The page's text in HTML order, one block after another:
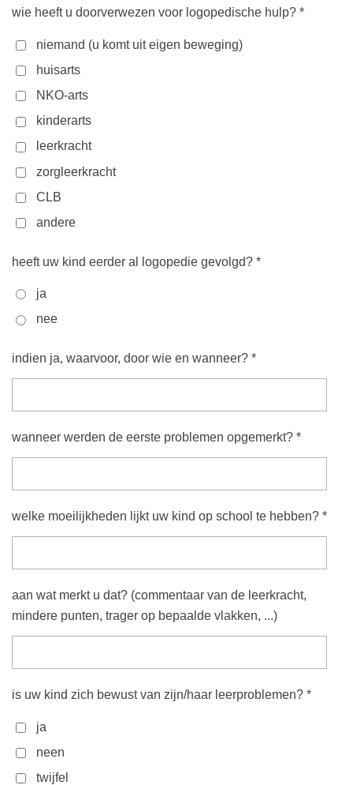
wie heeft u doorverwezen voor logopedische hulp? *
niemand (u komt uit eigen beweging)
huisarts
NKO-arts
kinderarts
leerkracht
zorgleerkracht
CLB
andere
heeft uw kind eerder al logopedie gevolgd? *
ja
nee
indien ja, waarvoor, door wie en wanneer? *
wanneer werden de eerste problemen opgemerkt? *
welke moeilijkheden lijkt uw kind op school te hebben? *
aan wat merkt u dat? (commentaar van de leerkracht,
mindere punten, trager op bepaalde vlakken, ...)
is uw kind zich bewust van zijn/haar leerproblemen? *
ja
neen
twijfel